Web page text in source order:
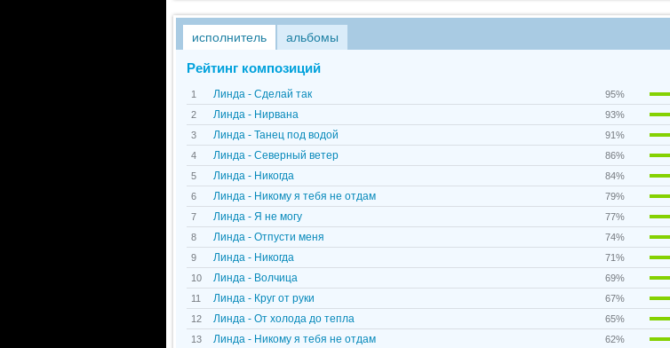
исполнитель альбомы
Рейтинг композиций
1 Линда - Сделай так
95%
2
Линда - Нирвана
93%
3
Линда - Танец под водой
91%
4
Линда - Северный ветер
86%
5
Линда - Никогда
84%
6
Линда - Никому я тебя не отдам
79%
7
Линда - Я не могу
77%
8
Линда - Отпусти меня
74%
9
Линда - Никогда
71%
10
Линда - Волчица
69%
11
Линда - Круг от руки
67%
12
Линда - От холода до тепла
65%
13
Линда - Никому я тебя не отдам
62%